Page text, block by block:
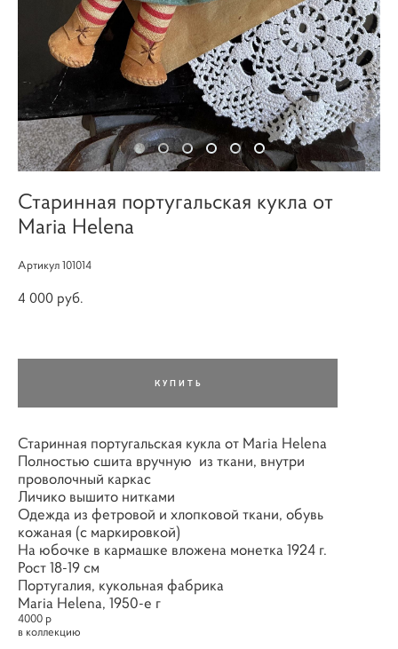
Старинная португальская кукла от
Maria Helena
Артикул 101014
4 000 pуб.
КУПИТЬ
Старинная португальская кукла от Maria Helena
Полностью сшита вручную из ткани, внутри
проволочный каркас
Личико вышито нитками
Одежда из фетровой и хлопковой ткани, обувь
кожаная (с маркировкой)
На юбочке в кармашке вложена монетка 1924 г.
Рост 18-19 см
Португалия, кукольная фабрика
Maria Helena, 1950-е г
4000 р
в коллекцию